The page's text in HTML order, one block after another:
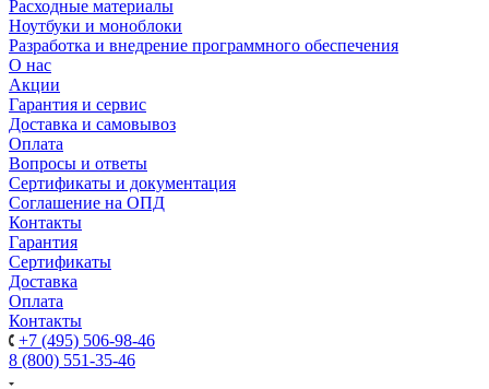
Расходные материалы
Ноутбуки и моноблоки
Разработка и внедрение программного обеспечения
О нас
Акции
Гарантия и сервис
Доставка и самовывоз
Оплата
Вопросы и ответы
Сертификаты и документация
Соглашение на ОПД
Контакты
Гарантия
Сертификаты
Доставка
Оплата
Контакты
+7 (495) 506-98-46
8 (800) 551-35-46